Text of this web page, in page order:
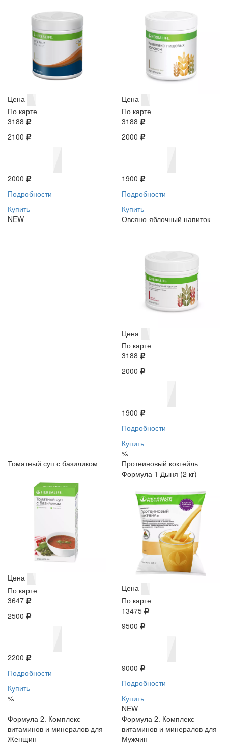
Цена
По карте
3188
2100
2000
Подробности
Купить
NEW
Цена
По карте
3188
2000
1900
Подробности
Купить
Овсяно-яблочный напиток
Цена
По карте
3188
2000
1900
Подробности
Купить
%
Томатный суп с базиликом
Цена
По карте
3647
2500
2200
Подробности
Купить
%
Протеиновый коктейль
Формула 1 Дыня (2 кг)
Цена
По карте
13475
9500
9000
Подробности
Купить
NEW
Формула 2. Комплекс
витаминов и минералов для
Женщин
Формула 2. Комплекс
витаминов и минералов для
Мужчин